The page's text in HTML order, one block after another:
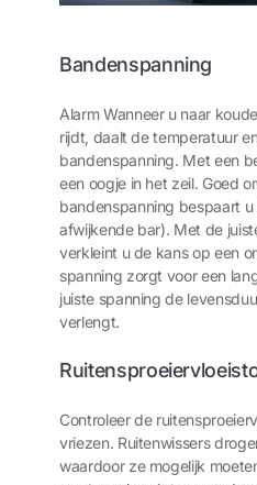
Bandenspanning
Alarm Wanneer u naar
rijdt, daalt de temperatuur
bandenspanning. Met een
een oogje in het zeil. Goed
bandenspanning bespaart
afwijkende bar). Met de
verkleint u de kans op een
spanning zorgt voor een
juiste spanning de
verlengt.
Controleer de
vriezen. Ruitenwissers
waardoor ze mogelijk